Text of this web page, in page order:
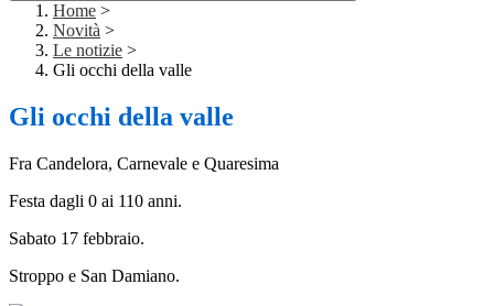
Home >
Novità >
Le notizie >
Gli occhi della valle
Gli occhi della valle
Fra Candelora, Carnevale e Quaresima
Festa dagli 0 ai 110 anni.
Sabato 17 febbraio.
Stroppo e San Damiano.